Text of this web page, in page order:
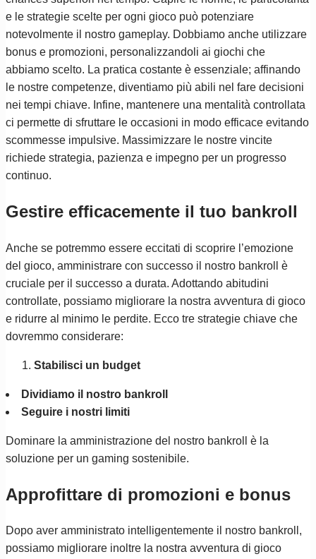
e le strategie scelte per ogni gioco può potenziare
notevolmente il nostro gameplay. Dobbiamo anche utilizzare
bonus e promozioni, personalizzandoli ai giochi che
abbiamo scelto. La pratica costante è essenziale; affinando
le nostre competenze, diventiamo più abili nel fare decisioni
nei tempi chiave. Infine, mantenere una mentalità controllata
ci permette di sfruttare le occasioni in modo efficace evitando
scommesse impulsive. Massimizzare le nostre vincite
richiede strategia, pazienza e impegno per un progresso
continuo.
Gestire efficacemente il tuo bankroll
Anche se potremmo essere eccitati di scoprire l’emozione
del gioco, amministrare con successo il nostro bankroll è
cruciale per il successo a durata. Adottando abitudini
controllate, possiamo migliorare la nostra avventura di gioco
e ridurre al minimo le perdite. Ecco tre strategie chiave che
dovremmo considerare:
Stabilisci un budget
Dividiamo il nostro bankroll
Seguire i nostri limiti
Dominare la amministrazione del nostro bankroll è la
soluzione per un gaming sostenibile.
Approfittare di promozioni e bonus
Dopo aver amministrato intelligentemente il nostro bankroll,
possiamo migliorare inoltre la nostra avventura di gioco